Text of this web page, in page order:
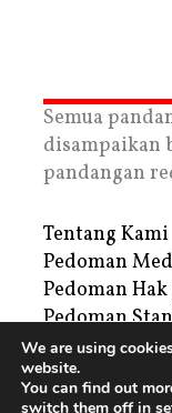
Semua
disampaikan
pandangan
Tentang Kami
Pedoman
Pedoman Hak
Pedoman
Privacy Policy
Periklanan
We are using
website.
You can find out
switch them off in